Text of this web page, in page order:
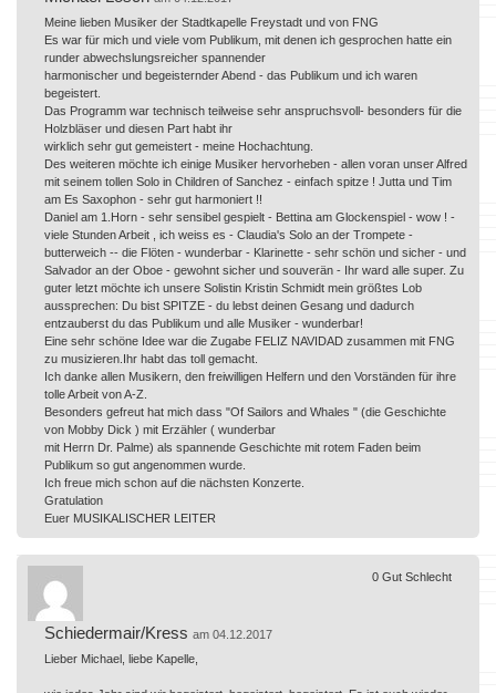
Meine lieben Musiker der Stadtkapelle Freystadt und von FNG
Es war für mich und viele vom Publikum, mit denen ich gesprochen hatte ein
runder abwechslungsreicher spannender
harmonischer und begeisternder Abend - das Publikum und ich waren
begeistert.
Das Programm war technisch teilweise sehr anspruchsvoll- besonders für die
Holzbläser und diesen Part habt ihr
wirklich sehr gut gemeistert - meine Hochachtung.
Des weiteren möchte ich einige Musiker hervorheben - allen voran unser Alfred
mit seinem tollen Solo in Children of Sanchez - einfach spitze ! Jutta und Tim
am Es Saxophon - sehr gut harmoniert !!
Daniel am 1.Horn - sehr sensibel gespielt - Bettina am Glockenspiel - wow ! -
viele Stunden Arbeit , ich weiss es - Claudia's Solo an der Trompete -
butterweich -- die Flöten - wunderbar - Klarinette - sehr schön und sicher - und
Salvador an der Oboe - gewohnt sicher und souverän - Ihr ward alle super. Zu
guter letzt möchte ich unsere Solistin Kristin Schmidt mein größtes Lob
aussprechen: Du bist SPITZE - du lebst deinen Gesang und dadurch
entzauberst du das Publikum und alle Musiker - wunderbar!
Eine sehr schöne Idee war die Zugabe FELIZ NAVIDAD zusammen mit FNG
zu musizieren.Ihr habt das toll gemacht.
Ich danke allen Musikern, den freiwilligen Helfern und den Vorständen für ihre
tolle Arbeit von A-Z.
Besonders gefreut hat mich dass "Of Sailors and Whales " (die Geschichte
von Mobby Dick ) mit Erzähler ( wunderbar
mit Herrn Dr. Palme) als spannende Geschichte mit rotem Faden beim
Publikum so gut angenommen wurde.
Ich freue mich schon auf die nächsten Konzerte.
Gratulation
Euer MUSIKALISCHER LEITER
Schiedermair/Kress am 04.12.2017
Lieber Michael, liebe Kapelle,
0 Gut Schlecht